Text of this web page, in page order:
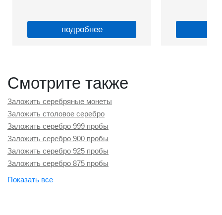
подробнее
Смотрите также
Заложить серебряные монеты
Заложить столовое серебро
Заложить серебро 999 пробы
Заложить серебро 900 пробы
Заложить серебро 925 пробы
Заложить серебро 875 пробы
Заложить серебро 830 пробы